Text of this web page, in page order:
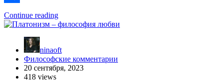
Отправить
Continue reading
ninaoft
Философские комментарии
20 сентября, 2023
418 views